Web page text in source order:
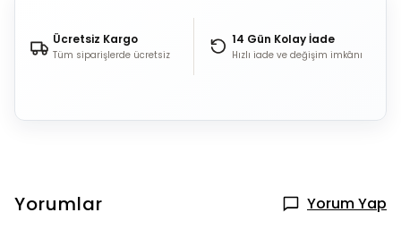
Ücretsiz Kargo
Tüm siparişlerde ücretsiz
14 Gün Kolay İade
Hızlı iade ve değişim imkânı
Yorumlar Yorum Yap